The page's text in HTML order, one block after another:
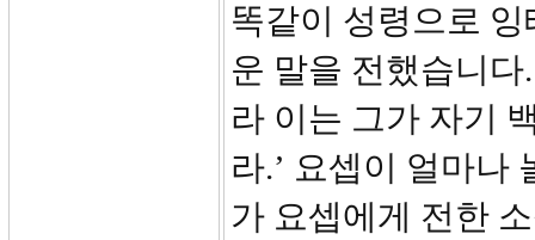
똑같이 성령으로
운 말을 전했습니
라 이는 그가 자기
라.’ 요셉이 얼마나
가 요셉에게 전한